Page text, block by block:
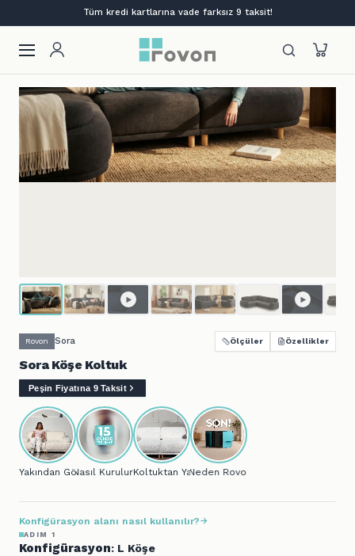
Lansmana özel %12 indirim + ilk siparişe %10
Rovon Sora Ölçüler Özellikler
Sora Köşe Koltuk
Peşin Fiyatına 9 Taksit
Yakından Gör...Nasıl Kurulur?Koltuktan Yatağa..Neden Rovon?
Konfigürasyon alanı nasıl kullanılır?
ADIM 1
Konfigürasyon: L Köşe